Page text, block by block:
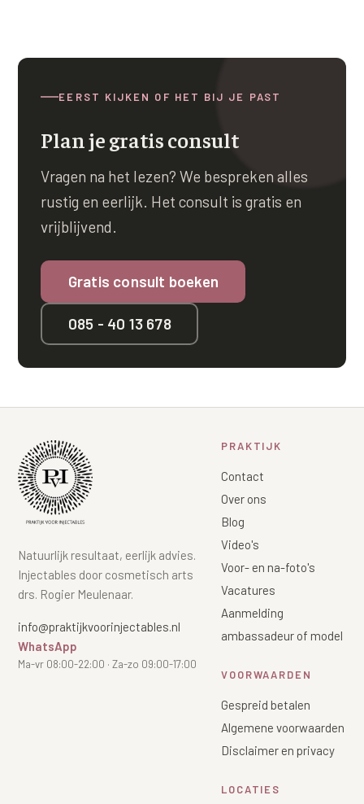
EERST KIJKEN OF HET BIJ JE PAST
Plan je gratis consult
Vragen na het lezen? We bespreken alles
rustig en eerlijk. Het consult is gratis en
vrijblijvend.
Gratis consult boeken
085 - 40 13 678
Natuurlijk resultaat, eerlijk advies.
Injectables door cosmetisch arts
drs. Rogier Meulenaar.
info@praktijkvoorinjectables.nl
WhatsApp
Ma-vr 08:00-22:00 · Za-zo 09:00-17:00
PRAKTIJK
Contact
Over ons
Blog
Video's
Voor- en na-foto's
Vacatures
Aanmelding
ambassadeur of model
VOORWAARDEN
Gespreid betalen
Algemene voorwaarden
Disclaimer en privacy
LOCATIES